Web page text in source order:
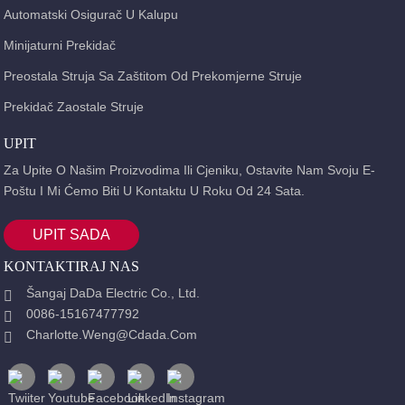
Automatski Osigurač U Kalupu
Minijaturni Prekidač
Preostala Struja Sa Zaštitom Od Prekomjerne Struje
Prekidač Zaostale Struje
UPIT
Za Upite O Našim Proizvodima Ili Cjeniku, Ostavite Nam Svoju E-
Poštu I Mi Ćemo Biti U Kontaktu U Roku Od 24 Sata.
UPIT SADA
KONTAKTIRAJ NAS
Šangaj DaDa Electric Co., Ltd.
0086-15167477792
Charlotte.weng@cdada.com